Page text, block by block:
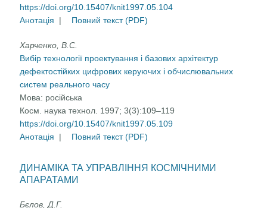
https://doi.org/10.15407/knit1997.05.104
Анотація
| Повний текст (PDF)
Харченко, В.С.
Вибір технології проектування і базових архітектур
дефектостійких цифрових керуючих і обчислювальних
систем реального часу
Мова: російська
Косм. наука технол. 1997; 3(3):109–119
https://doi.org/10.15407/knit1997.05.109
Анотація
| Повний текст (PDF)
ДИНАМІКА ТА УПРАВЛІННЯ КОСМІЧНИМИ
АПАРАТАМИ
Бєлов, Д.Г.